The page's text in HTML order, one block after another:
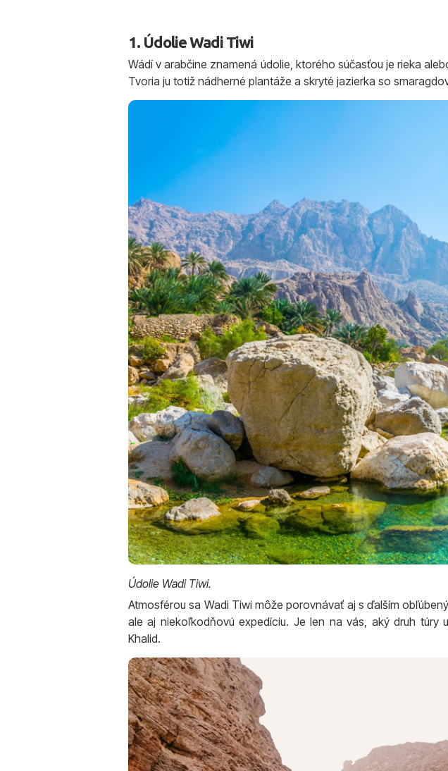
1. Údolie Wadi Tiwi
Wádí v arabčine znamená údolie, ktorého súčasťou je rieka
Tvoria ju totiž nádherné plantáže a skryté jazierka so
Údolie Wadi Tiwi.
Atmosférou sa Wadi Tiwi môže porovnávať aj s ďalším
ale aj niekoľkodňovú expedíciu. Je len na vás, aký druh túry
Khalid.